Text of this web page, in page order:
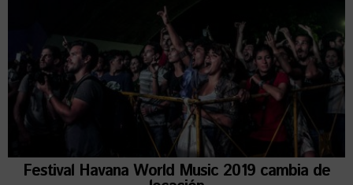
Festival Havana World Music 2019 cambia de